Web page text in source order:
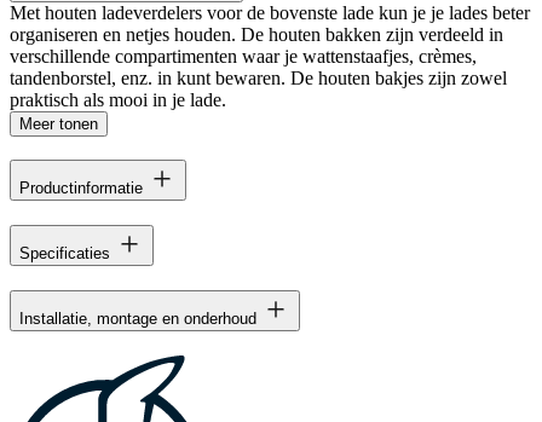
Met houten ladeverdelers voor de bovenste lade kun je je lades beter
organiseren en netjes houden. De houten bakken zijn verdeeld in
verschillende compartimenten waar je wattenstaafjes, crèmes,
tandenborstel, enz. in kunt bewaren. De houten bakjes zijn zowel
praktisch als mooi in je lade.
Meer tonen
Productinformatie
Specificaties
Installatie, montage en onderhoud